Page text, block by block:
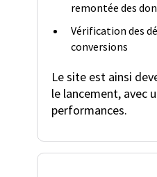
remontée des
Vérification des
conversions
Le site est ainsi
le lancement, avec
performances.